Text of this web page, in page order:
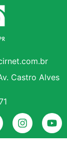
Castro Alves